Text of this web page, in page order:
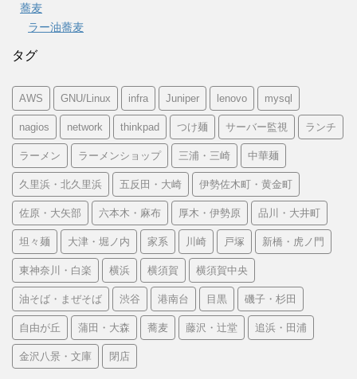
蕎麦
ラー油蕎麦
タグ
AWS GNU/Linux infra Juniper lenovo mysql
nagios network thinkpad つけ麺 サーバー監視 ランチ
ラーメン ラーメンショップ 三浦・三崎 中華麺
久里浜・北久里浜 五反田・大崎 伊勢佐木町・黄金町
佐原・大矢部 六本木・麻布 厚木・伊勢原 品川・大井町
坦々麺 大津・堀ノ内 家系 川崎 戸塚 新橋・虎ノ門
東神奈川・白楽 横浜 横須賀 横須賀中央
油そば・まぜそば 渋谷 港南台 目黒 磯子・杉田
自由が丘 蒲田・大森 蕎麦 藤沢・辻堂 追浜・田浦
金沢八景・文庫 閉店